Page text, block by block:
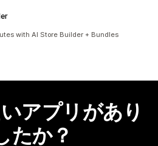
with AI Store Builder + Bundles
アプリがあり
たか？